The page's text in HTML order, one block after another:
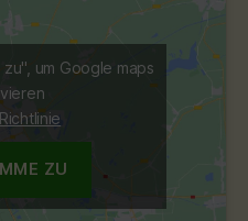
um Google maps
ZU